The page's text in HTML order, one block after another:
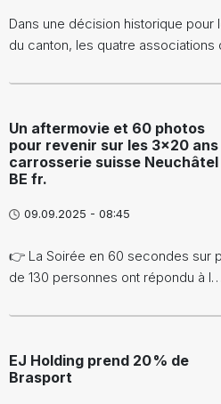
Dans une décision historique
du canton, les quatre
Un aftermovie et 60 photos
pour revenir sur les 3x20 ans
carrosserie suisse Neuchâtel
BE fr.
09.09.2025 - 08:45
👉 La Soirée en 60 secondes sur
de 130 personnes ont répondu à l…
EJ Holding prend 20 % de
Brasport